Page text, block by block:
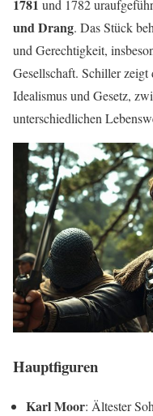
1781 und 1782
und Drang. Das Stück
und Gerechtigkeit,
Gesellschaft. Schiller
Idealismus und Gesetz,
unterschiedlichen
Hauptfiguren
Karl Moor: Ältester